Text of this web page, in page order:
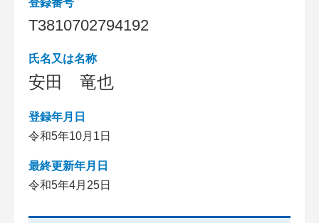
登録番号
T3810702794192
氏名又は名称
安田 竜也
登録年月日
令和5年10月1日
最終更新年月日
令和5年4月25日